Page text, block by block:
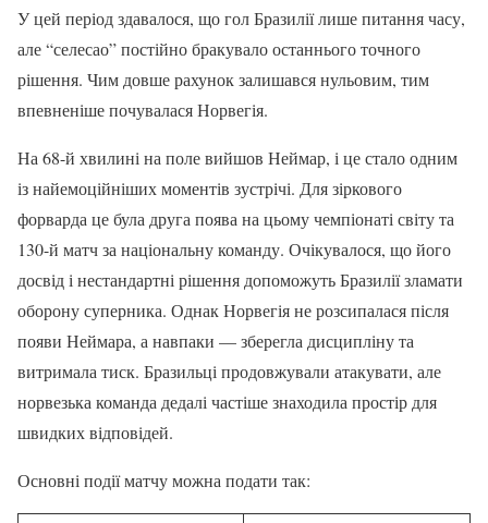
У цей період здавалося, що гол Бразилії лише питання часу,
але “селесао” постійно бракувало останнього точного
рішення. Чим довше рахунок залишався нульовим, тим
впевненіше почувалася Норвегія.
На 68-й хвилині на поле вийшов Неймар, і це стало одним
із найемоційніших моментів зустрічі. Для зіркового
форварда це була друга поява на цьому чемпіонаті світу та
130-й матч за національну команду. Очікувалося, що його
досвід і нестандартні рішення допоможуть Бразилії зламати
оборону суперника. Однак Норвегія не розсипалася після
появи Неймара, а навпаки — зберегла дисципліну та
витримала тиск. Бразильці продовжували атакувати, але
норвезька команда дедалі частіше знаходила простір для
швидких відповідей.
Основні події матчу можна подати так: